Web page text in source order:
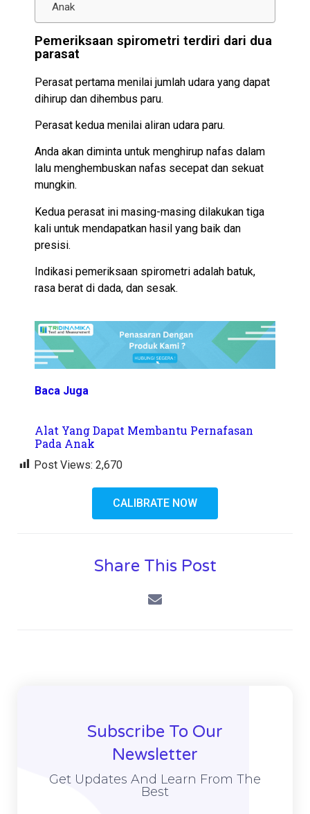
Anak
Pemeriksaan spirometri terdiri dari dua
parasat
Perasat pertama menilai jumlah udara yang dapat
dihirup dan dihembus paru.
Perasat kedua menilai aliran udara paru.
Anda akan diminta untuk menghirup nafas dalam
lalu menghembuskan nafas secepat dan sekuat
mungkin.
Kedua perasat ini masing-masing dilakukan tiga
kali untuk mendapatkan hasil yang baik dan
presisi.
Indikasi pemeriksaan spirometri adalah batuk,
rasa berat di dada, dan sesak.
Baca Juga
Alat Yang Dapat Membantu Pernafasan
Pada Anak
Post Views: 2,670
CALIBRATE NOW
Share This Post
Subscribe To Our
Newsletter
Get Updates And Learn From The
Best